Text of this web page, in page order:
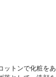
ットンで化粧を